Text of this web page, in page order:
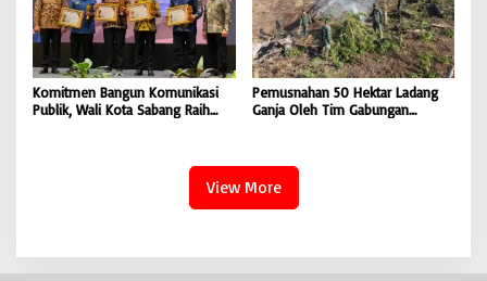
Komitmen Bangun Komunikasi
Publik, Wali Kota Sabang Raih
Pemusnahan 50 Hektar Ladang
Ganja Oleh Tim Gabungan
View More